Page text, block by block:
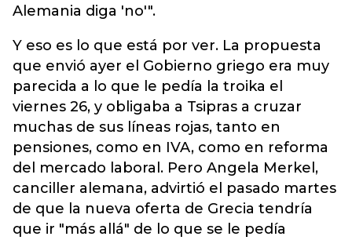
Alemania diga 'no'".
Y eso es lo que está por ver. La propuesta
que envió ayer el Gobierno griego era muy
parecida a lo que le pedía la troika el
viernes 26, y obligaba a Tsipras a cruzar
muchas de sus líneas rojas, tanto en
pensiones, como en IVA, como en reforma
del mercado laboral. Pero Angela Merkel,
canciller alemana, advirtió el pasado martes
de que la nueva oferta de Grecia tendría
que ir "más allá" de lo que se le pedía